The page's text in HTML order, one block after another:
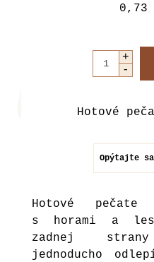
0,73
Hotové
Opýtajte
Hotové pečate
s horami a
zadnej
jednoducho